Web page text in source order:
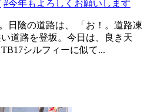
#今年もよろしくお願いします
日陰の道路は、 「お！。道路凍
道路を登坂。今日は、良き天
シルフィーに似て...